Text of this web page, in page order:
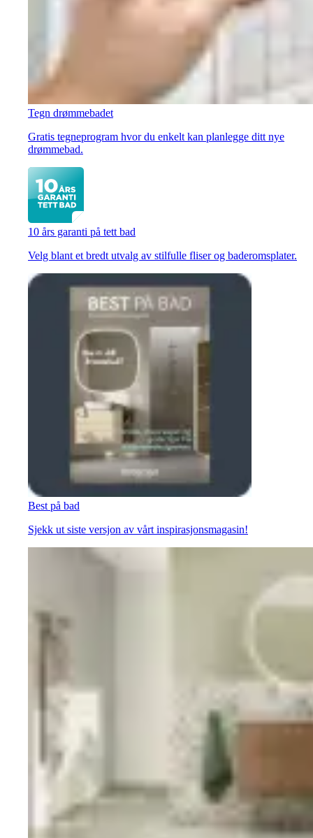
Tegn drømmebadet
Gratis tegneprogram hvor du enkelt kan planlegge ditt nye
drømmebad.
10 års garanti på tett bad
Velg blant et bredt utvalg av stilfulle fliser og baderomsplater.
Best på bad
Sjekk ut siste versjon av vårt inspirasjonsmagasin!